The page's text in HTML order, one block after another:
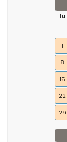
lu
1
8
15
22
29